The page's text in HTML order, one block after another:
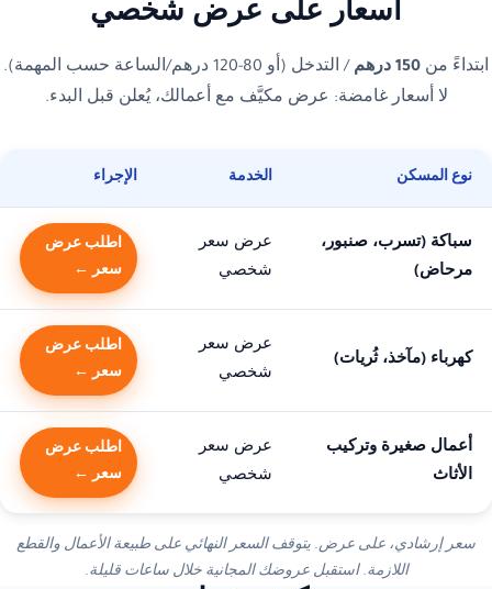
أسعار على عرض شخصي
ابتداءً من 150 درهم
/ التدخل (أو 80-120 درهم/الساعة حسب المهمة).
لا أسعار غامضة: عرض مكيَّف مع أعمالك، يُعلن قبل البدء.
نوع المسكن الخدمة الإجراء
سباكة (تسرب، صنبور،
مرحاض)
عرض سعر
شخصي
اطلب عرض
سعر ←
كهرباء (مآخذ، ثُريات)
عرض سعر
شخصي
اطلب عرض
سعر ←
أعمال صغيرة وتركيب
الأثاث
عرض سعر
شخصي
اطلب عرض
سعر ←
سعر إرشادي، على عرض. يتوقف السعر النهائي على طبيعة الأعمال والقطع
اللازمة. استقبل عروضك المجانية خلال ساعات قليلة.